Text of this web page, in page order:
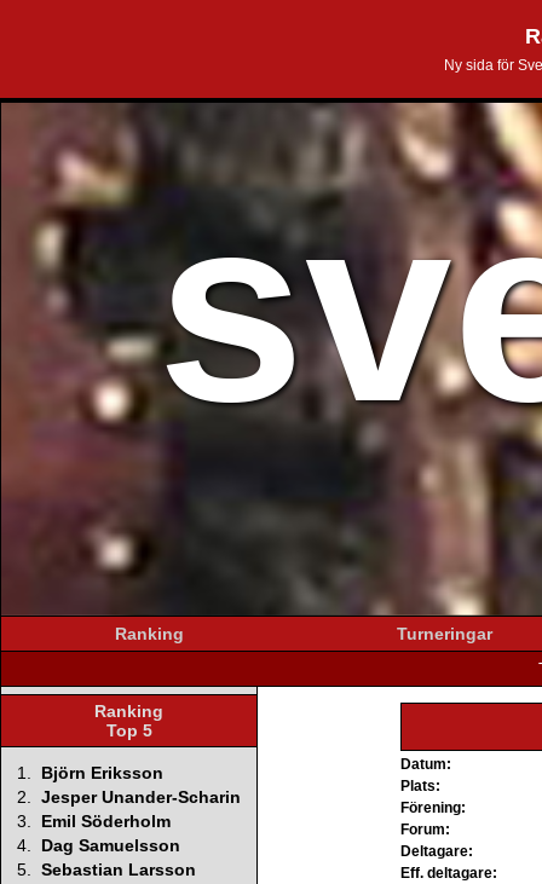
Ny sida för
Ranking
Turneringar
Ranking
Top 5
1.
Björn Eriksson
2. Jesper Unander-Scharin
3.
Emil Söderholm
4.
Dag Samuelsson
5. Sebastian Larsson
Datum:
Plats:
Förening:
Forum:
Deltagare:
Eff. deltagare: